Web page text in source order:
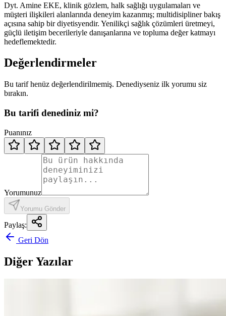
Dyt. Amine EKE, klinik gözlem, halk sağlığı uygulamaları ve
müşteri ilişkileri alanlarında deneyim kazanmış; multidisipliner bakış
açısına sahip bir diyetisyendir. Yenilikçi sağlık çözümleri üretmeyi,
güçlü iletişim becerileriyle danışanlarına ve topluma değer katmayı
hedeflemektedir.
Değerlendirmeler
Bu tarif henüz değerlendirilmemiş. Denediyseniz ilk yorumu siz
bırakın.
Bu tarifi denediniz mi?
Puanınız
Yorumunuz
Yorumu Gönder
Paylaş:
Geri Dön
Diğer Yazılar